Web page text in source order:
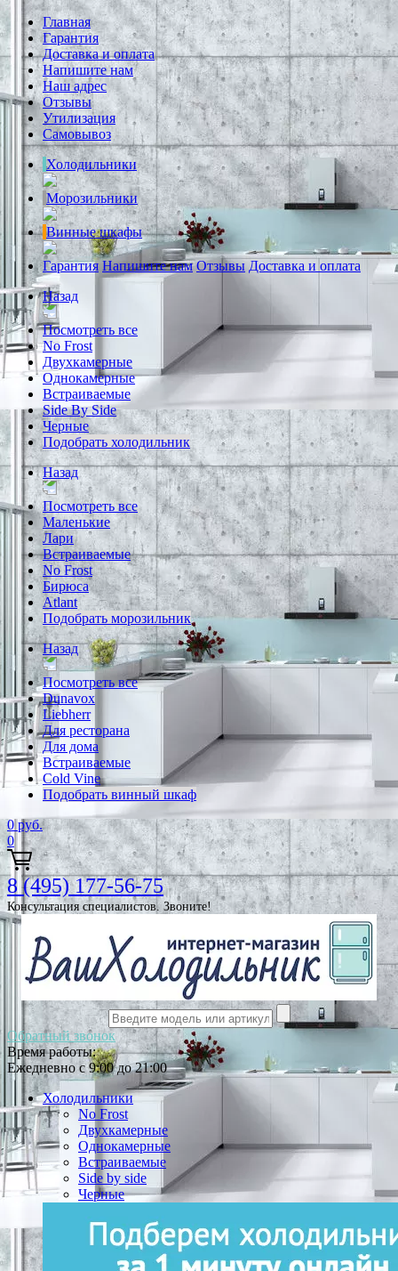
Главная
Гарантия
Доставка и оплата
Напишите нам
Наш адрес
Отзывы
Утилизация
Самовывоз
Холодильники
Морозильники
Винные шкафы
Гарантия Напишите нам Отзывы Доставка и оплата
Назад
Посмотреть все
No Frost
Двухкамерные
Однокамерные
Встраиваемые
Side By Side
Черные
Подобрать холодильник
Назад
Посмотреть все
Маленькие
Лари
Встраиваемые
No Frost
Бирюса
Atlant
Подобрать морозильник
Назад
Посмотреть все
Dunavox
Liebherr
Для ресторана
Для дома
Встраиваемые
Cold Vine
Подобрать винный шкаф
0 руб.
0
8 (495) 177-56-75
Консультация специалистов. Звоните!
Обратный звонок
Время работы:
Ежедневно с 9:00 до 21:00
Холодильники
No Frost
Двухкамерные
Однокамерные
Встраиваемые
Side by side
Черные